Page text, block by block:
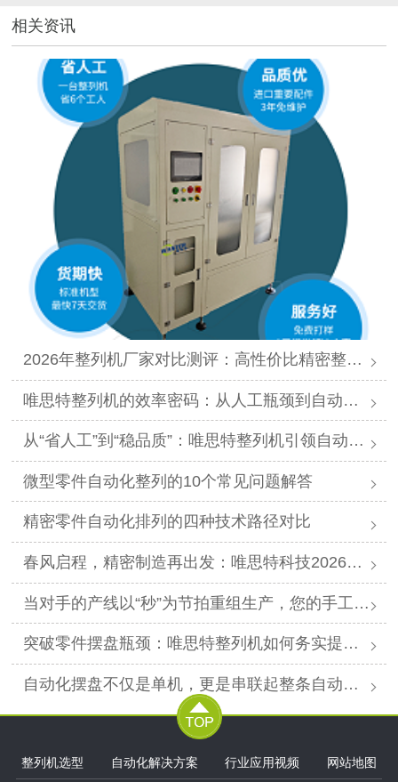
相关资讯
2026年整列机厂家对比测评：高性价比精密整列品牌推荐
唯思特整列机的效率密码：从人工瓶颈到自动化跨越
从“省人工”到“稳品质”：唯思特整列机引领自动化价值跃迁
微型零件自动化整列的10个常见问题解答
精密零件自动化排列的四种技术路径对比
春风启程，精密制造再出发：唯思特科技2026年春节后正式开工
当对手的产线以“秒”为节拍重组生产，您的手工摆盘环节是否已成为供应链响应赛跑中的“绊马索”？
突破零件摆盘瓶颈：唯思特整列机如何务实提升产线效能
自动化摆盘不仅是单机，更是串联起整条自动化产线的“高效关节”。
整列机选型 自动化解决方案 行业应用视频 网站地图